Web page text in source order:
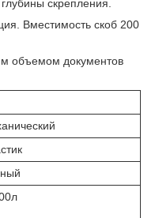
скрепления.
Вместимость скоб 200
объемом документов